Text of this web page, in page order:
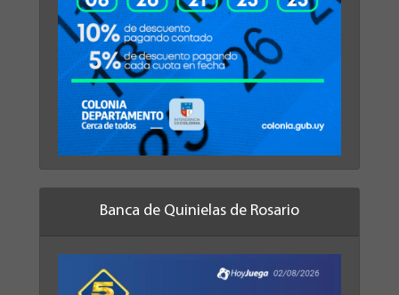
Banca de Quinielas de Rosario